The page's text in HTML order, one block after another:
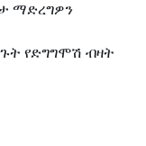
ማድረግዎን
የድግግሞሽ ብዛት